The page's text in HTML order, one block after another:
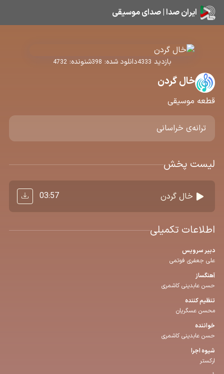
ایران صدا | صدای موسیقی
بازدید 4333دانلود شده: 398شنونده: 4732
خال گردن
قطعه موسیقی
ترانه‌ی خراسانی
لیست پخش
خال گردن 03:57
اطلاعات تکمیلی
دبیر سرویس
علی جعفری فوتمی
آهنگساز
حسن عابدینی کاشمری
تنظیم كننده
محسن عسگریان
خواننده
حسن عابدینی کاشمری
شیوه اجرا
ارکستر